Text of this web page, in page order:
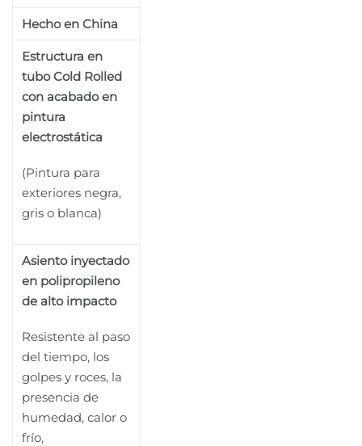
Hecho en China
Estructura en
tubo Cold Rolled
con acabado en
pintura
electrostática
(Pintura para
exteriores negra,
gris o blanca)
Asiento inyectado
en polipropileno
de alto impacto
Resistente al paso
del tiempo, los
golpes y roces, la
presencia de
humedad, calor o
frío,